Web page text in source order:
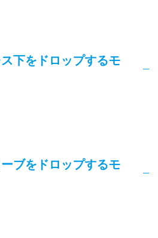
下をドロップするモ
ブをドロップするモ